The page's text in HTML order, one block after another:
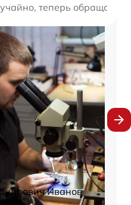
теперь обращаюсь
Иванов